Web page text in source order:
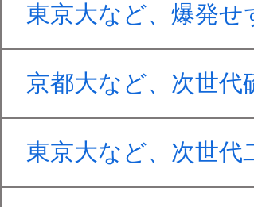
東京大など、爆発
京都大など、次世代
東京大など、次世